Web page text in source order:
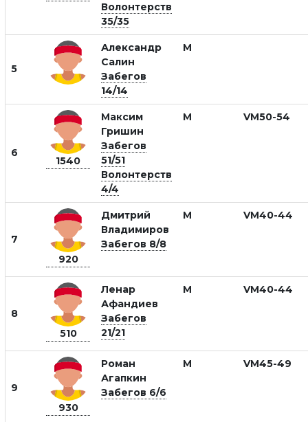
Волонтерств
35/35
5
Александр
Салин
Забегов
14/14
М
6
1540
Максим
Гришин
Забегов
51/51
Волонтерств
4/4
М VM50-54
7
920
Дмитрий
Владимиров
Забегов 8/8
М VM40-44
8
510
Ленар
Афандиев
Забегов
21/21
М VM40-44
9
930
Роман
Агапкин
Забегов 6/6
М VM45-49